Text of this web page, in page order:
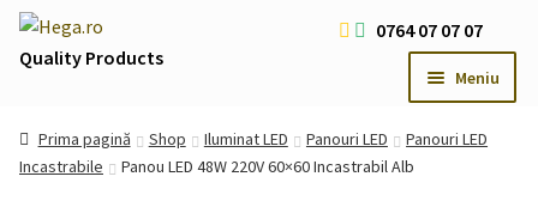
Sari
la
Sari
la
Quality Products
0764 07 07 07
Meniu
Cum platesc
Prima pagină Shop Iluminat LED Panouri LED
Panouri LED
Incastrabile
Panou LED 48W 220V 60×60 Incastrabil Alb